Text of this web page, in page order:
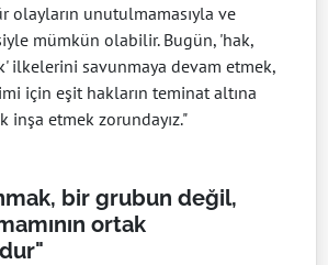
olayların unutulmamasıyla ve
mümkün olabilir. Bugün, 'hak,
ilkelerini savunmaya devam etmek,
için eşit hakların teminat altına
inşa etmek zorundayız."
bir grubun değil,
ortak